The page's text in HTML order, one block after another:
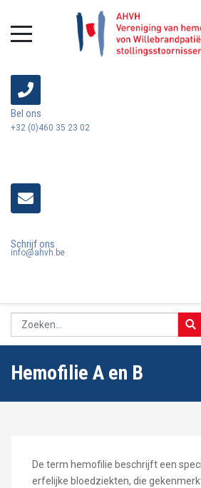
Bel ons
+32 (0)460 35 23 02
Schrijf ons
info@ahvh.be
Hemofilie A en B
De term hemofilie beschrijft een
erfelijke bloedziekten, die